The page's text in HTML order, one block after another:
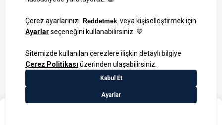
Bizi Takip Edin
Ayrıcalıklardan yararlanmak için uygulamamızı indirin.
1000 TL ve Üzeri Alışverişlerinizde Kargo Bedava!